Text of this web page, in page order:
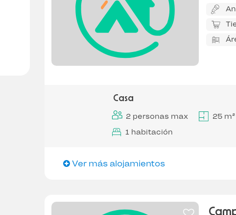
Casa
2 personas max
25 m²
1 habitación
Ver más alojamientos